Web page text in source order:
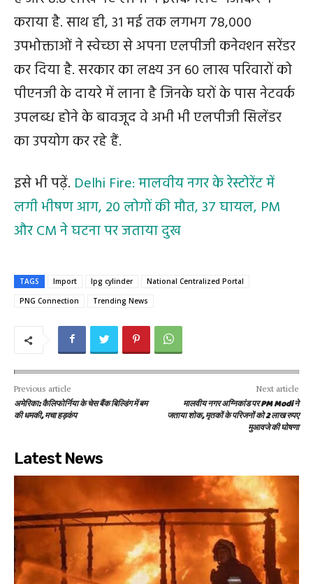
कराया है. साथ ही, 31 मई तक लगभग 78,000
उपभोक्ताओं ने स्वेच्छा से अपना एलपीजी कनेक्शन सरेंडर
कर दिया है. सरकार का लक्ष्य उन 60 लाख परिवारों को
पीएनजी के दायरे में लाना है जिनके घरों के पास नेटवर्क
उपलब्ध होने के बावजूद वे अभी भी एलपीजी सिलेंडर
का उपयोग कर रहे हैं.
इसे भी पढ़ें. Delhi Fire: मालवीय नगर के रेस्टोरेंट में
लगी भीषण आग, 20 लोगों की मौत, 37 घायल, PM
और CM ने घटना पर जताया दुख
TAGS Import lpg cylinder
National Centralized Portal
PNG Connection
Trending News
Previous article
अमेरिका: कैलिफोर्निया के चेस बैंक बिल्डिंग में बम
की धमकी, मचा हड़कंप
Next article
मालवीय नगर अग्निकांड पर PM Modi ने
जताया शोक, मृतकों के परिजनों को 2 लाख रुपए
मुआवजे की घोषणा
Latest News